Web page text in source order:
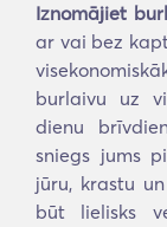
Iznomājiet
ar vai bez
burlaivu uz
dienu
sniegs jums
jūru, krastu
būt lielisks